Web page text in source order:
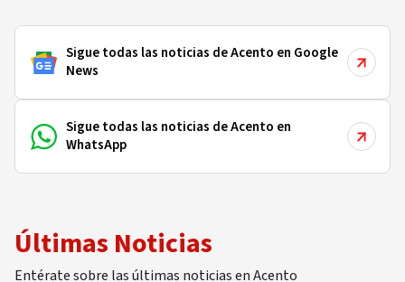
Sigue todas las noticias de Acento en Google
News
Sigue todas las noticias de Acento en
WhatsApp